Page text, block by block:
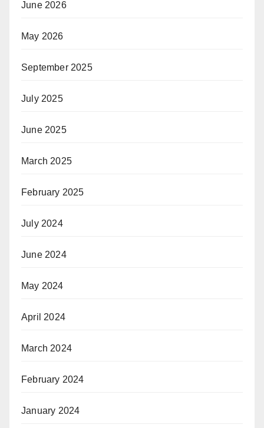
June 2026
May 2026
September 2025
July 2025
June 2025
March 2025
February 2025
July 2024
June 2024
May 2024
April 2024
March 2024
February 2024
January 2024